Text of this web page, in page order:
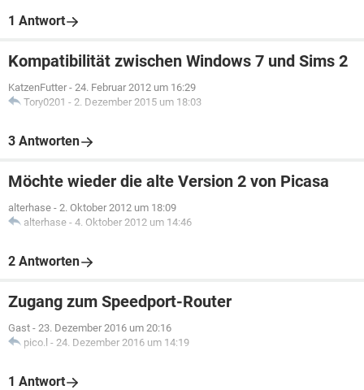
1 Antwort
Kompatibilität zwischen Windows 7 und Sims 2
KatzenFutter - 24. Februar 2012 um 16:29
Tory0201 - 2. Dezember 2015 um 18:03
3 Antworten
Möchte wieder die alte Version 2 von Picasa
alterhase - 2. Oktober 2012 um 18:09
alterhase - 4. Oktober 2012 um 14:46
2 Antworten
Zugang zum Speedport-Router
Gast - 23. Dezember 2016 um 20:16
pico.l - 24. Dezember 2016 um 14:19
1 Antwort